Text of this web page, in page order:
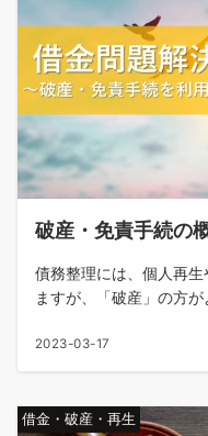
破産・免責手続の
債務整理には、個人再
ますが、「破産」の方が
2023-03-17
借金・破産・再生